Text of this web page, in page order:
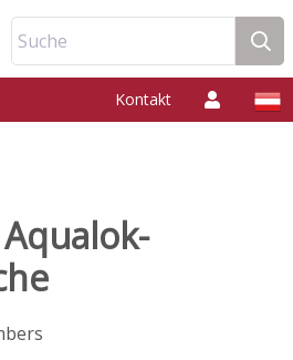
Suche
Kontakt